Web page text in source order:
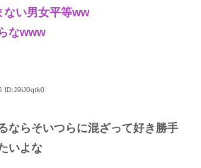
ない男女平等ww
なwww
ID:J9iJ0qtk0
ならそいつらに混ざって好き勝手
いよな